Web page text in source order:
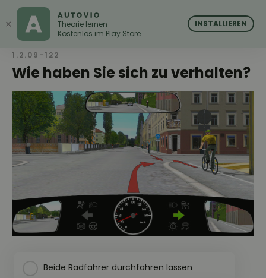
AUTOVIO
Wie haben Sie sich zu verhalten?
FÜHRERSCHEIN THEORIE FRAGE:
1.2.09-122
Beide Radfahrer durchfahren lassen
× AUTOVIO
Theorie lernen
Kostenlos im Play Store
INSTALLIEREN